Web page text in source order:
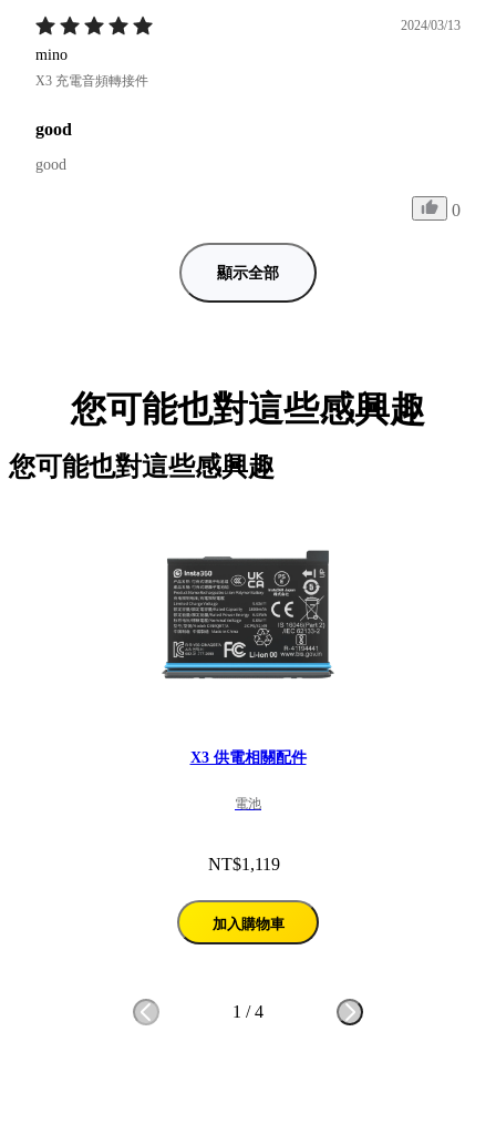
2024/03/13
mino
X3 充電音頻轉接件
good
good
0
顯示全部
您可能也對這些感興趣
您可能也對這些感興趣
X3 供電相關配件
電池
NT$1,119
加入購物車
1 /4